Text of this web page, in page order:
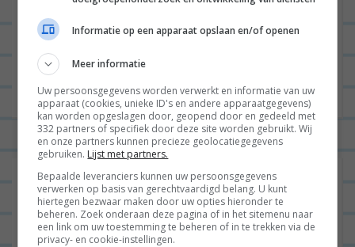
Informatie op een apparaat opslaan en/of openen
Meer informatie
Uw persoonsgegevens worden verwerkt en informatie van uw
apparaat (cookies, unieke ID's en andere apparaatgegevens)
kan worden opgeslagen door, geopend door en gedeeld met
332 partners of specifiek door deze site worden gebruikt. Wij
en onze partners kunnen precieze geolocatiegegevens
gebruiken. Lijst met partners.
Bepaalde leveranciers kunnen uw persoonsgegevens
verwerken op basis van gerechtvaardigd belang. U kunt
hiertegen bezwaar maken door uw opties hieronder te
beheren. Zoek onderaan deze pagina of in het sitemenu naar
een link om uw toestemming te beheren of in te trekken via de
privacy- en cookie-instellingen.